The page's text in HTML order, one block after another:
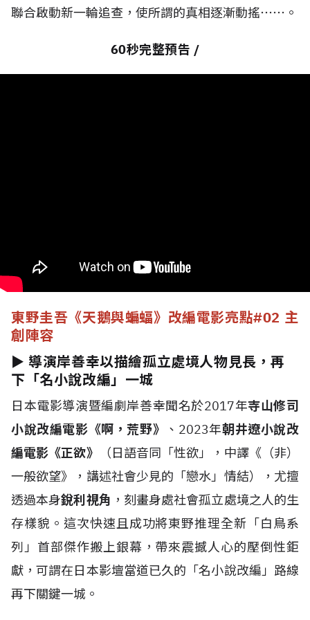
聯合啟動新一輪追查，使所謂的真相逐漸動搖⋯⋯。
60秒完整預告 /
東野圭吾《天鵝與蝙蝠》改編電影亮點#02 主
創陣容
► 導演岸善幸以描繪孤立處境人物見長，再
下「名小說改編」一城
日本電影導演暨編劇岸善幸聞名於2017年寺山修司
小說改編電影《啊，荒野》
、2023年朝井遼小說改
編電影《正欲》
（日語音同「性欲」，中譯《（非）
一般欲望》，講述社會少見的「戀水」情結），尤擅
透過本身銳利視角 ，刻畫身處社會孤立處境之人的生
存樣貌。這次快速且成功將東野推理全新「白鳥系
列」首部傑作搬上銀幕，帶來震撼人心的壓倒性鉅
獻，可謂在日本影壇當道已久的「名小說改編」路線
再下關鍵一城。